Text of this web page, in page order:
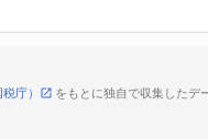
庁） をもとに独自で収集したデ